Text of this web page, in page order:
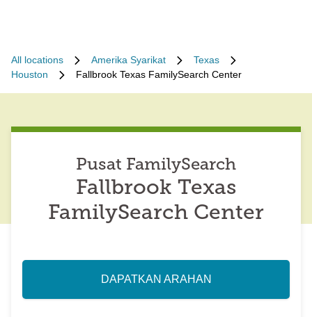
All locations Amerika Syarikat
Texas
Houston
Fallbrook Texas FamilySearch Center
Pusat FamilySearch
Fallbrook Texas
FamilySearch Center
DAPATKAN ARAHAN